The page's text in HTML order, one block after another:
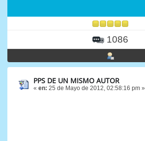
1086
PPS DE UN MISMO AUTOR
« en: 25 de Mayo de 2012, 02:58:16 pm »